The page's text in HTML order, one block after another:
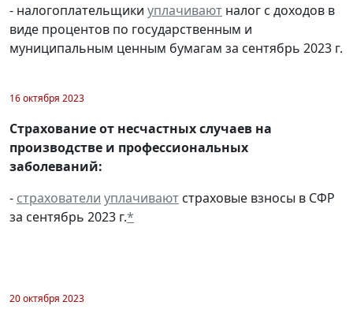
- налогоплательщики уплачивают налог с доходов в
виде процентов по государственным и
муниципальным ценным бумагам за сентябрь 2023 г.
16 октября 2023
Страхование от несчастных случаев на
производстве и профессиональных
заболеваний:
- страхователи уплачивают страховые взносы в СФР
за сентябрь 2023 г.*
20 октября 2023